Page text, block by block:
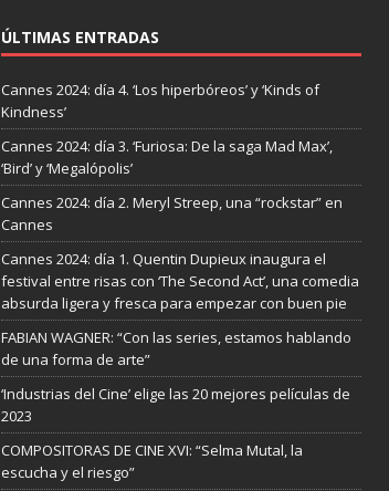
ÚLTIMAS ENTRADAS
Cannes 2024: día 4. ‘Los hiperbóreos’ y ‘Kinds of
Kindness’
Cannes 2024: día 3. ‘Furiosa: De la saga Mad Max’,
‘Bird’ y ‘Megalópolis’
Cannes 2024: día 2. Meryl Streep, una “rockstar” en
Cannes
Cannes 2024: día 1. Quentin Dupieux inaugura el
festival entre risas con ‘The Second Act’, una comedia
absurda ligera y fresca para empezar con buen pie
FABIAN WAGNER: “Con las series, estamos hablando
de una forma de arte”
‘Industrias del Cine’ elige las 20 mejores películas de
2023
COMPOSITORAS DE CINE XVI: “Selma Mutal, la
escucha y el riesgo”